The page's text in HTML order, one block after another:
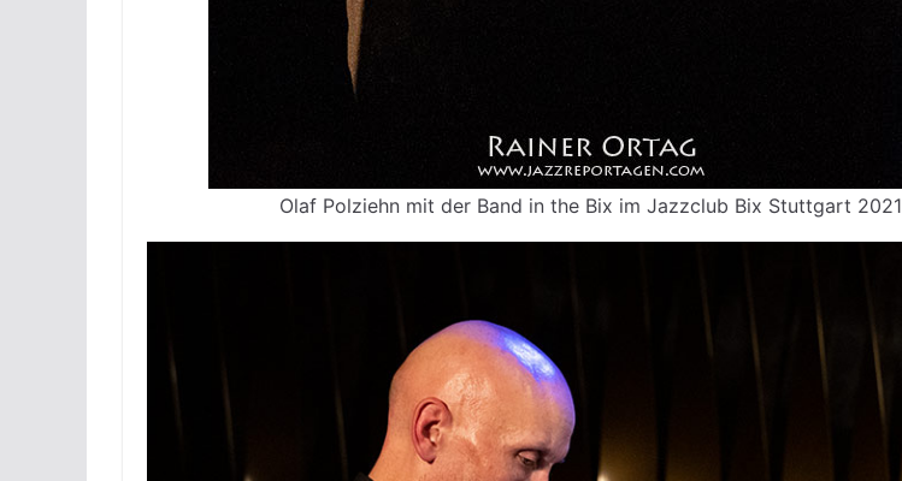
Olaf Polziehn mit der Band in the Bix im Jazzclub Bix Stuttgart 2021